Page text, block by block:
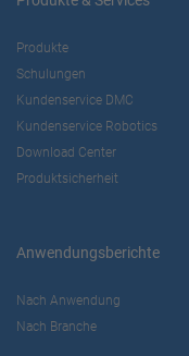
Produkte
Schulungen
Kundenservice DMC
Kundenservice Robotics
Download Center
Produktsicherheit
Anwendungsberichte
Nach Anwendung
Nach Branche